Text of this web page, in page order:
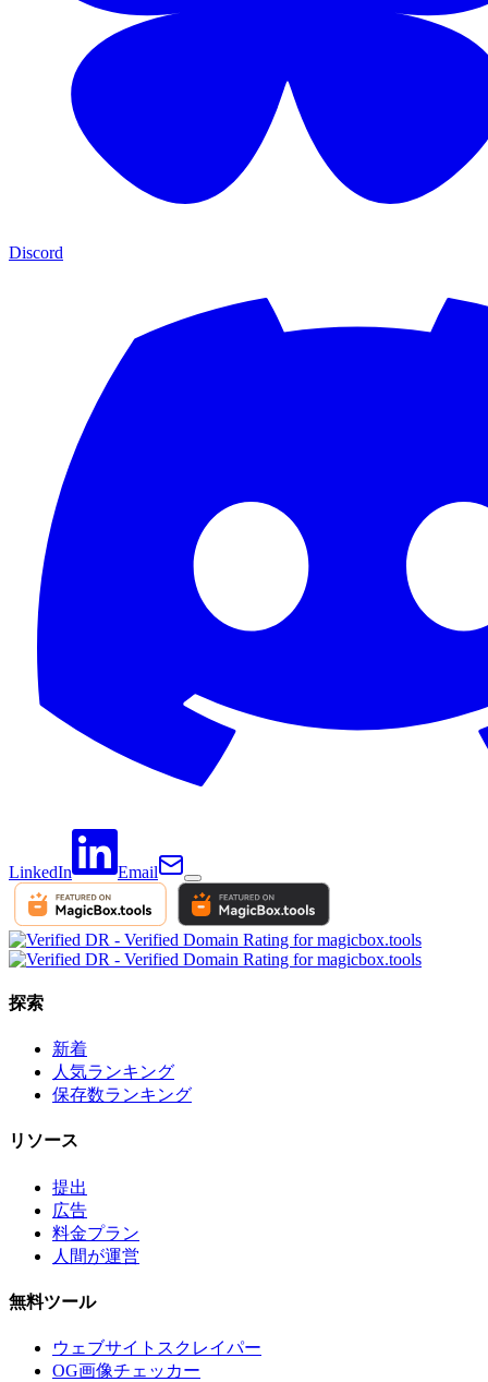
Discord
LinkedIn Email
探索
新着
人気ランキング
保存数ランキング
リソース
提出
広告
料金プラン
人間が運営
無料ツール
ウェブサイトスクレイパー
OG画像チェッカー